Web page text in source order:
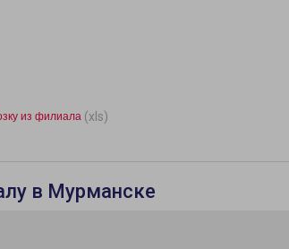
из филиала (xls)
в Мурманске